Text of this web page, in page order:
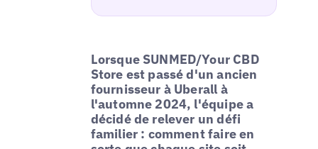
Lorsque SUNMED/Your CBD
Store est passé d'un ancien
fournisseur à Uberall à
l'automne 2024, l'équipe a
décidé de relever un défi
familier : comment faire en